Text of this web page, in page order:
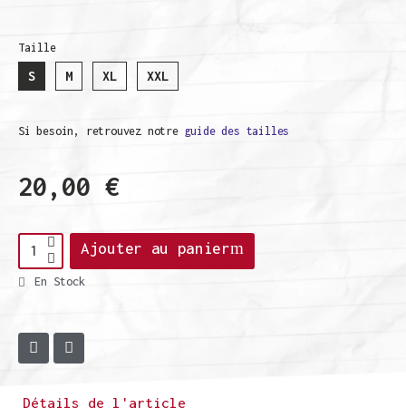
Taille
S M XL XXL
Si besoin, retrouvez notre guide des tailles
20,00 €
Ajouter au panier
En Stock
Détails de l'article